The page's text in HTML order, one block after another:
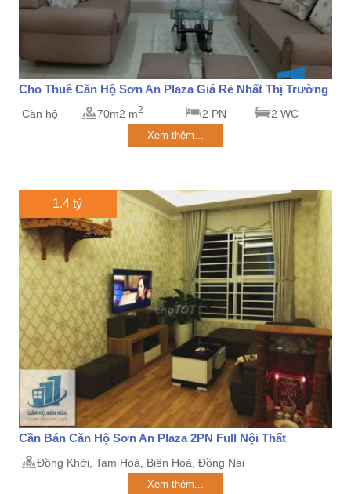
Cho Thuê Căn Hộ Sơn An Plaza Giá Rẻ Nhất Thị Trường
Căn hộ 70m2 m2 2 PN 2 WC
Xem thêm...
1.4 tỷ
Cần Bán Căn Hộ Sơn An Plaza 2PN Full Nội Thất
Đồng Khởi, Tam Hoà, Biên Hoà, Đồng Nai
Xem thêm...